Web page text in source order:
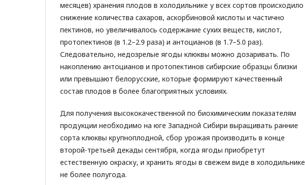
месяцев) хранения плодов в холодильнике у всех сортов происходило
снижение количества сахаров, аскорбиновой кислоты и частично
пектинов, но увеличивалось содержание сухих веществ, кислот,
протопектинов (в 1.2–2.9 раза) и антоцианов (в 1.7–5.0 раз).
Следовательно, недозрелые ягоды клюквы можно дозаривать. По
накоплению антоцианов и протопектинов сибирские образцы близки
или превышают белорусские, которые формируют качественный
состав плодов в более благоприятных условиях.
Для получения высококачественной по биохимическим показателям
продукции необходимо на юге Западной Сибири выращивать ранние
сорта клюквы крупноплодной, сбор урожая производить в конце
второй-третьей декады сентября, когда ягоды приобретут
естественную окраску, и хранить ягоды в свежем виде в холодильнике
не более полугода.